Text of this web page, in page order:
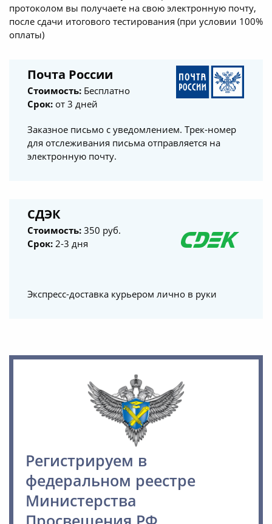
протоколом вы получаете на свою электронную почту,
после сдачи итогового тестирования (при условии 100%
оплаты)
Почта России
Стоимость: Бесплатно
Срок: от 3 дней
Заказное письмо с уведомлением. Трек-номер
для отслеживания письма отправляется на
электронную почту.
СДЭК
Стоимость: 350 руб.
Срок: 2-3 дня
Экспресс-доставка курьером лично в руки
Регистрируем в
федеральном реестре
Министерства